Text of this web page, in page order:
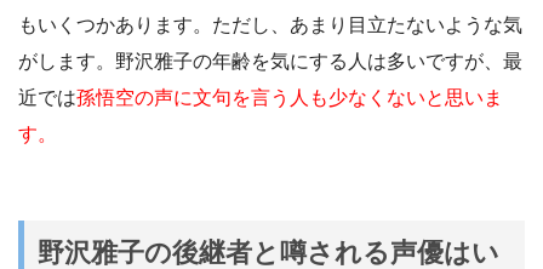
もいくつかあります。ただし、あまり目立たないような気
がします。野沢雅子の年齢を気にする人は多いですが、最
近では孫悟空の声に文句を言う人も少なくないと思いま
す。
野沢雅子の後継者と噂される声優はい